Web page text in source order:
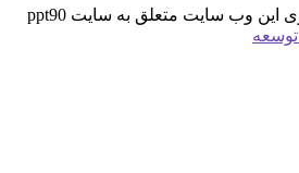
تمامی حقوق مادی و معنوی این وب سایت متعلق به سایت ppt90